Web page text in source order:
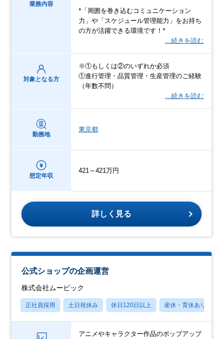
業務内容
*「周囲を巻き込むコミュニケーション
力」や「スケジュール管理能力」をお持ち
の方が活躍できる環境です！*
…続きを読む
対象となる方
※①もしくは②のいずれか必須
①進行管理・品質管理・生産管理のご経験
（年数不問）
…続きを読む
勤務地
東京都
想定年収
421～421万円
詳しく見る
公式ショップの企画運営
株式会社ムービック
正社員採用 土日祝休み 休日120日以上 産休・育休あり
アニメやキャラクター作品のポップアップ